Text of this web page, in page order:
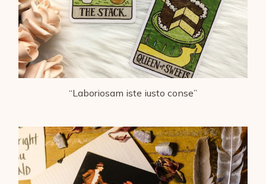
“Laboriosam iste iusto conse”